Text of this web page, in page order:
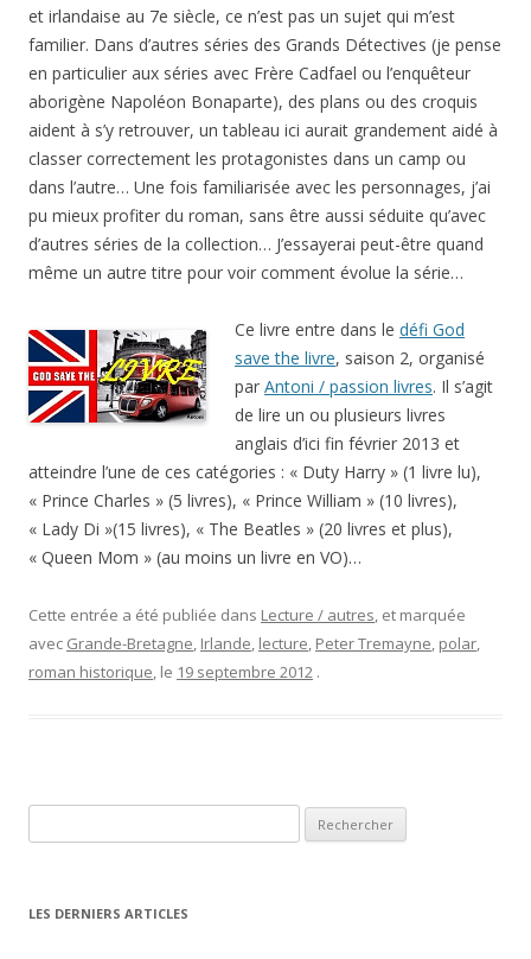
aborigène Napoléon Bonaparte), des plans ou des croquis
aident à s’y retrouver, un tableau ici aurait grandement aidé à
classer correctement les protagonistes dans un camp ou
dans l’autre… Une fois familiarisée avec les personnages, j’ai
pu mieux profiter du roman, sans être aussi séduite qu’avec
d’autres séries de la collection… J’essayerai peut-être quand
même un autre titre pour voir comment évolue la série…
Ce livre entre dans ledéfi God
save the livre , saison 2, organisé
de lire un ou plusieurs livres
anglais d’ici fin février 2013 et
atteindre l’une de ces catégories : « Duty Harry » (1 livre lu),
« Prince Charles » (5 livres), « Prince William » (10 livres),
« Lady Di »(15 livres), « The Beatles » (20 livres et plus),
« Queen Mom » (au moins un livre en VO)…
Cette entrée a été publiée dansLecture / autres, et marquée
avecGrande-Bretagne,Irlande, lecture, Peter Tremayne
2025